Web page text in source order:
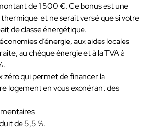
de 1 500 €. Ce bonus est une
thermique et ne serait versé que si votre
de classe énergétique.
d’énergie, aux aides locales
au chèque énergie et à la TVA à
zéro qui permet de financer la
logement en vous exonérant des
de 5,5 %.